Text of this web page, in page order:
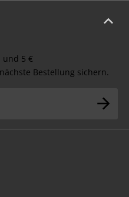
und 5 €
Bestellung sichern.